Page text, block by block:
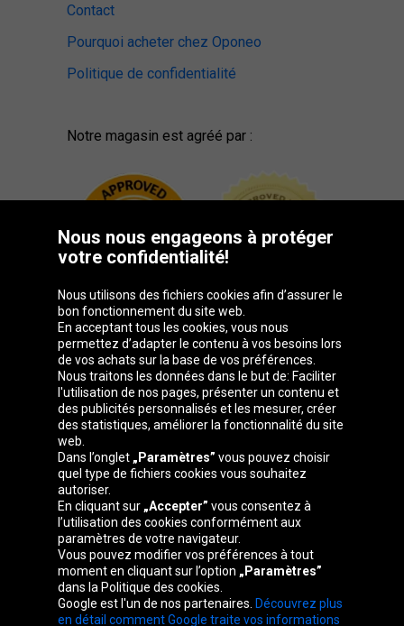
Contact
Pourquoi acheter chez Oponeo
Politique de confidentialité
Notre magasin est agréé par :
Groupe Oponeo
Česká
republika
Deutschland Éire España
France Italia Magyarország Nederland
Österreich Polska
Slovenská
republika
United
Kingdom
Nous nous engageons à protéger
votre confidentialité!
Nous utilisons des fichiers cookies afin d’assurer le
bon fonctionnement du site web.
En acceptant tous les cookies, vous nous
permettez d’adapter le contenu à vos besoins lors
de vos achats sur la base de vos préférences.
Nous traitons les données dans le but de: Faciliter
l'utilisation de nos pages, présenter un contenu et
des publicités personnalisés et les mesurer, créer
des statistiques, améliorer la fonctionnalité du site
web.
Dans l’onglet „Paramètres” vous pouvez choisir
quel type de fichiers cookies vous souhaitez
autoriser.
En cliquant sur „Accepter” vous consentez à
l’utilisation des cookies conformément aux
paramètres de votre navigateur.
Vous pouvez modifier vos préférences à tout
moment en cliquant sur l’option „Paramètres”
dans la Politique des cookies.
Google est l'un de nos partenaires. Découvrez plus
en détail comment Google traite vos informations